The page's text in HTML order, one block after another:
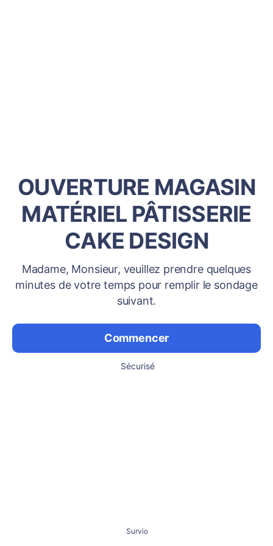
OUVERTURE MAGASIN
MATÉRIEL PÂTISSERIE
CAKE DESIGN
Madame, Monsieur, veuillez prendre quelques
minutes de votre temps pour remplir le sondage
suivant.
Commencer
Sécurisé
Survio